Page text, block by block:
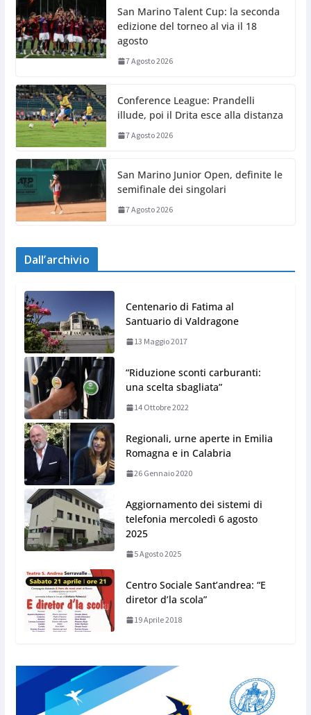
San Marino Talent Cup: la seconda
edizione del torneo al via il 18
agosto
7 Agosto 2026
Conference League: Prandelli
illude, poi il Drita esce alla distanza
7 Agosto 2026
San Marino Junior Open, definite le
semifinale dei singolari
7 Agosto 2026
Dall’archivio
Centenario di Fatima al
Santuario di Valdragone
13 Maggio 2017
“Riduzione sconti carburanti:
una scelta sbagliata”
14 Ottobre 2022
Regionali, urne aperte in Emilia
Romagna e in Calabria
26 Gennaio 2020
Aggiornamento dei sistemi di
telefonia mercoledì 6 agosto
2025
5 Agosto 2025
Centro Sociale Sant’andrea: “E
diretor d’la scola”
19 Aprile 2018